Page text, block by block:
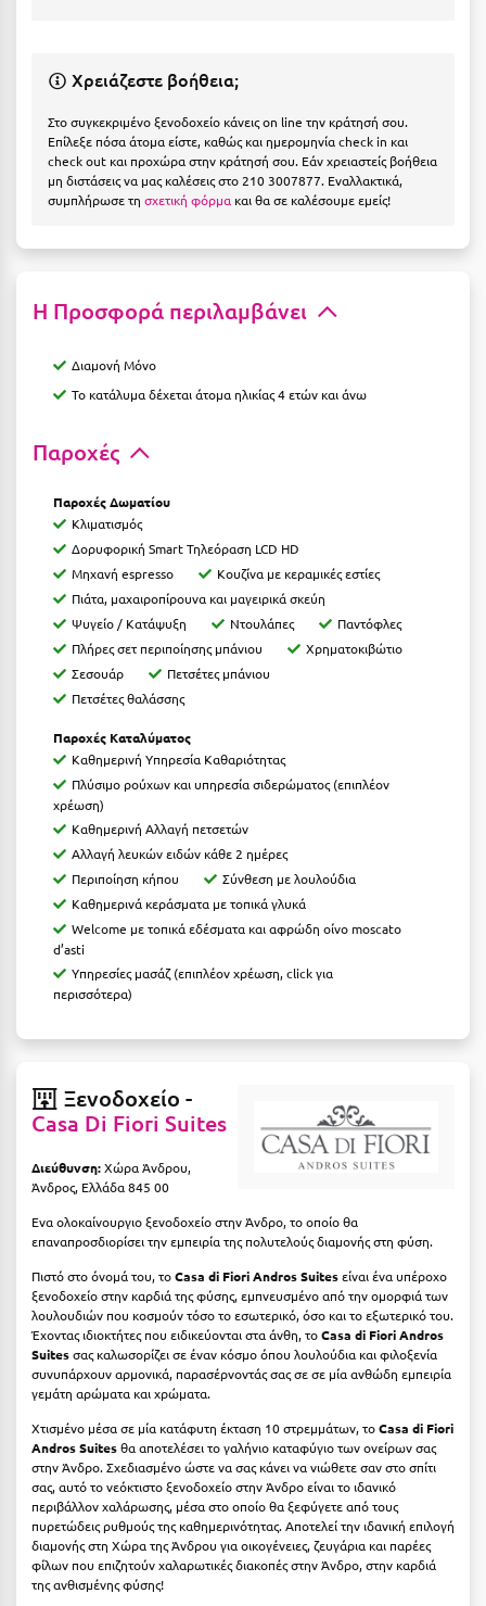
Θάσος
Ίος
Ιωάννινα
Καβάλα
Καλάβρυτα
Κάλαμος
Καλαμπάκα
Κάλυμνος
Καμένα Βούρλα
Καρδάμαινα
Καρδαμύλη
Καρδίτσα
Κάρυστος
Κασσάνδρα
Καστοριά
Κατερίνη
Κέα - Τζιά
Κερατέα
Κέρκυρα
Κεφαλονιά
Κοζάνη
Κοκκώνι Κορινθίας
Κομοτηνή
Κόνιτσα
Χρειάζεστε βοήθεια;
Στο συγκεκριμένο ξενοδοχείο κάνεις on line την κράτησή σου.
Επίλεξε πόσα άτομα είστε, καθώς και ημερομηνία check in και
check out και προχώρα στην κράτησή σου. Εάν χρειαστείς βοήθεια
μη διστάσεις να μας καλέσεις στο 210 3007877. Εναλλακτικά,
συμπλήρωσε τη σχετική φόρμα και θα σε καλέσουμε εμείς!
Η Προσφορά περιλαμβάνει
Διαμονή Μόνο
Το κατάλυμα δέχεται άτομα ηλικίας 4 ετών και άνω
Παροχές
Παροχές Δωματίου
Κλιματισμός
Δορυφορική Smart Τηλεόραση LCD HD
Μηχανή espresso
Κουζίνα με κεραμικές εστίες
Πιάτα, μαχαιροπίρουνα και μαγειρικά σκεύη
Ψυγείο / Κατάψυξη
Ντουλάπες
Παντόφλες
Πλήρες σετ περιποίησης μπάνιου
Χρηματοκιβώτιο
Σεσουάρ
Πετσέτες μπάνιου
Πετσέτες θαλάσσης
Παροχές Καταλύματος
Καθημερινή Υπηρεσία Καθαριότητας
Πλύσιμο ρούχων και υπηρεσία σιδερώματος (επιπλέον
χρέωση)
Καθημερινή Αλλαγή πετσετών
Αλλαγή λευκών ειδών κάθε 2 ημέρες
Περιποίηση κήπου
Σύνθεση με λουλούδια
Καθημερινά κεράσματα με τοπικά γλυκά
Welcome με τοπικά εδέσματα και αφρώδη οίνο moscato
d’asti
Υπηρεσίες μασάζ (επιπλέον χρέωση, click για
περισσότερα)
Ξενοδοχείο -
Casa Di Fiori Suites
Διεύθυνση:Χώρα Άνδρου,
Άνδρος, Ελλάδα 845 00
Ενα ολοκαίνουργιο ξενοδοχείο στην Άνδρο, το οποίο θα
επαναπροσδιορίσει την εμπειρία της πολυτελούς διαμονής στη φύση.
Πιστό στο όνομά του, τοCasa di Fiori Andros Suitesείναι ένα υπέροχο
ξενοδοχείο στην καρδιά της φύσης, εμπνευσμένο από την ομορφιά των
λουλουδιών που κοσμούν τόσο το εσωτερικό, όσο και το εξωτερικό του.
Έχοντας ιδιοκτήτες που ειδικεύονται στα άνθη, τοCasa di Fiori Andros
Suitesσας καλωσορίζει σε έναν κόσμο όπου λουλούδια και φιλοξενία
συνυπάρχουν αρμονικά, παρασέρνοντάς σας σε σε μία ανθώδη εμπειρία
γεμάτη αρώματα και χρώματα.
Χτισμένο μέσα σε μία κατάφυτη έκταση 10 στρεμμάτων, τοCasa di Fiori
Andros Suitesθα αποτελέσει το γαλήνιο καταφύγιο των ονείρων σας
στην Άνδρο. Σχεδιασμένο ώστε να σας κάνει να νιώθετε σαν στο σπίτι
σας, αυτό το νεόκτιστο ξενοδοχείο στην Άνδρο είναι το ιδανικό
περιβάλλον χαλάρωσης, μέσα στο οποίο θα ξεφύγετε από τους
πυρετώδεις ρυθμούς της καθημερινότητας. Αποτελεί την ιδανική επιλογή
διαμονής στη Χώρα της Άνδρου για οικογένειες, ζευγάρια και παρέες
φίλων που επιζητούν χαλαρωτικές διακοπές στην Άνδρο, στην καρδιά
της ανθισμένης φύσης!